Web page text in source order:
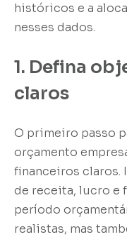
históricos e a
nesses dados.
1. Defina
claros
O primeiro passo
orçamento
financeiros claros.
de receita, lucro e
período
realistas, mas